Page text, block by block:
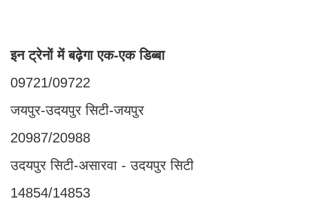
इन ट्रेनों में बढ़ेगा एक-एक डिब्बा
09721/09722
जयपुर-उदयपुर सिटी-जयपुर
20987/20988
उदयपुर सिटी-असारवा - उदयपुर सिटी
14854/14853